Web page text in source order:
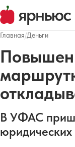
Главная/Деньги
В УФАС
юридических